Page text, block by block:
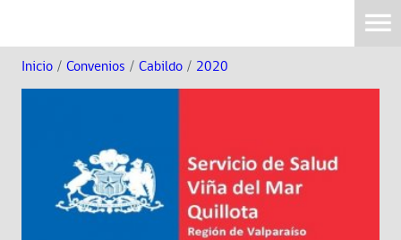
Inicio / Convenios / Cabildo / 2020